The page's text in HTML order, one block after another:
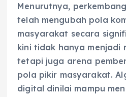
Menurutnya,
telah mengubah pola
masyarakat secara
kini tidak hanya menjadi
tetapi juga arena
pola pikir masyarakat.
digital dinilai mampu